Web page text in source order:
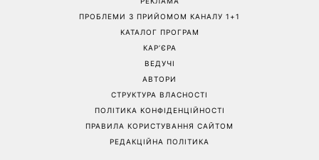
ПРОБЛЕМИ З ПРИЙОМОМ КАНАЛУ 1+1
КАТАЛОГ ПРОГРАМ
КАР’ЄРА
ВЕДУЧІ
АВТОРИ
СТРУКТУРА ВЛАСНОСТІ
ПОЛІТИКА КОНФІДЕНЦІЙНОСТІ
ПРАВИЛА КОРИСТУВАННЯ САЙТОМ
РЕДАКЦІЙНА ПОЛІТИКА